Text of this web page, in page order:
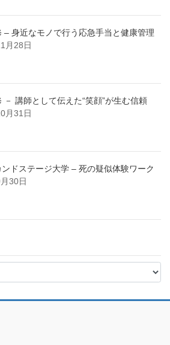
– 身近なモノで行う応急手当と健康管理
月28日
－ 講師として伝えた“笑顔”が生む信頼
月31日
ドステージ大学 – 死の疑似体験ワーク
30日